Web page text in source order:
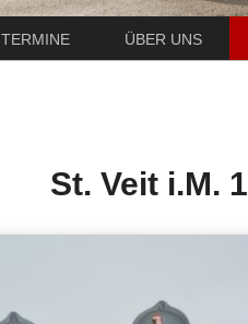
TERMINE ÜBER UNS
St. Veit i.M. 1